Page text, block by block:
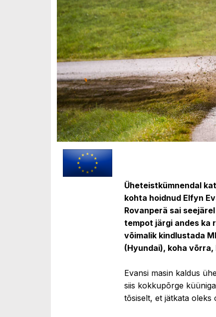
Üheteistkümnendal
kohta hoidnud Elfyn
Rovanperä sai
tempot järgi andes ka
võimalik kindlustada
(Hyundai), koha
Evansi masin kaldus
siis kokkupõrge
tõsiselt, et jätkata oleks